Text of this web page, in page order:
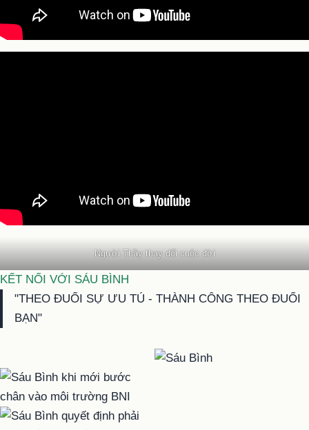
Người Thầy thay đổi cuộc đời
KẾT NỐI VỚI SÁU BÌNH
"THEO ĐUỔI SỰ ƯU TÚ - THÀNH CÔNG THEO ĐUỔI
BẠN"